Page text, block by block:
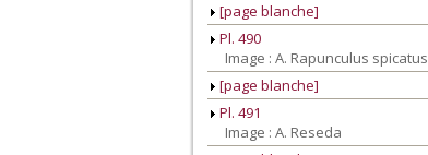
[page blanche]
Pl. 490
Image : A. Rapunculus spicatus
[page blanche]
Pl. 491
Image : A. Reseda